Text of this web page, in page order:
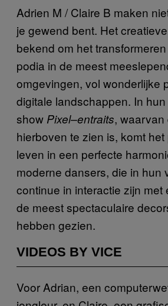
Adrien M / Claire B maken
je gewend bent. Het
bekend om het
podia in de meest
omgevingen, vol wonderlijke
digitale landschappen. In
show Pixel–entraits, waarvan
hierboven te zien is, komt
leven in een perfecte
moderne dansers, die in hun
continue in interactie zijn met
de meest spectaculaire
hebben gezien.
VIDEOS BY VICE
Voor Adrian, een